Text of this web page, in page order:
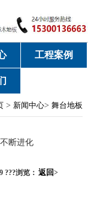
工程案例
> 新闻中心>舞台地板
断进化
返回>
???浏览：